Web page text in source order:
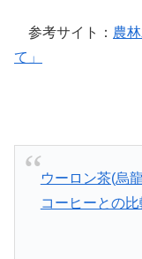
参考サイト： 農
て」
ウーロン茶(烏
コーヒーとの